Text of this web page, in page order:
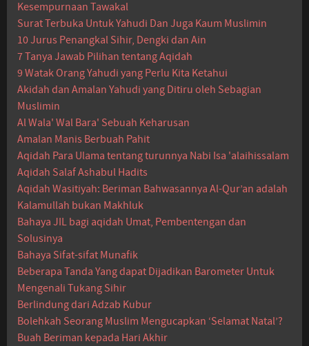
Kesempurnaan Tawakal
Surat Terbuka Untuk Yahudi Dan Juga Kaum Muslimin
10 Jurus Penangkal Sihir, Dengki dan Ain
7 Tanya Jawab Pilihan tentang Aqidah
9 Watak Orang Yahudi yang Perlu Kita Ketahui
Akidah dan Amalan Yahudi yang Ditiru oleh Sebagian
Muslimin
Al Wala' Wal Bara' Sebuah Keharusan
Amalan Manis Berbuah Pahit
Aqidah Para Ulama tentang turunnya Nabi Isa 'alaihissalam
Aqidah Salaf Ashabul Hadits
Aqidah Wasitiyah: Beriman Bahwasannya Al-Qur’an adalah
Kalamullah bukan Makhluk
Bahaya JIL bagi aqidah Umat, Pembentengan dan
Solusinya
Bahaya Sifat-sifat Munafik
Beberapa Tanda Yang dapat Dijadikan Barometer Untuk
Mengenali Tukang Sihir
Berlindung dari Adzab Kubur
Bolehkah Seorang Muslim Mengucapkan ‘Selamat Natal’?
Buah Beriman kepada Hari Akhir